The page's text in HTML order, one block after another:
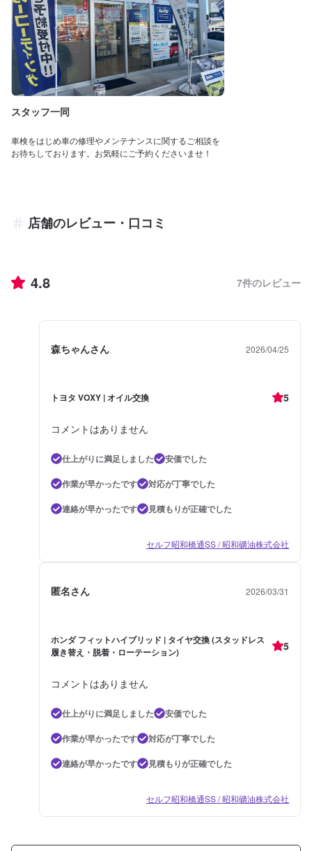
スタッフ一同
車検をはじめ車の修理やメンテナンスに関するご相談を
お待ちしております。お気軽にご予約くださいませ！
店舗のレビュー・口コミ
4.8 7件のレビュー
森ちゃんさん 2026/04/25
トヨタ VOXY | オイル交換 5
コメントはありません
仕上がりに満足しました
安価でした
作業が早かったです
対応が丁寧でした
連絡が早かったです
見積もりが正確でした
セルフ昭和橋通SS / 昭和礦油株式会社
匿名さん 2026/03/31
ホンダ フィットハイブリッド | タイヤ交換 (スタッドレス
履き替え・脱着・ローテーション)
5
コメントはありません
仕上がりに満足しました
安価でした
作業が早かったです
対応が丁寧でした
連絡が早かったです
見積もりが正確でした
セルフ昭和橋通SS / 昭和礦油株式会社